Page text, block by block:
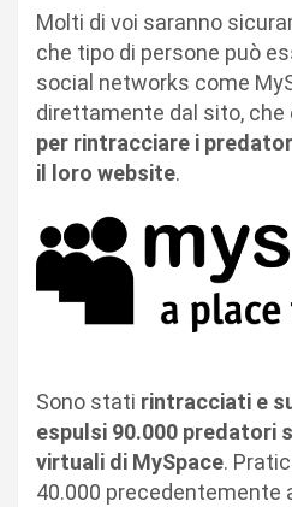
Molti di voi saranno
che tipo di persone può
social networks come
direttamente dal sito, che
per rintracciare i
il loro website.
Sono stati rintracciati e
espulsi 90.000 predatori
virtuali di MySpace.
40.000 precedentemente